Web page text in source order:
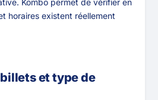
Kombo permet de vérifier en
horaires existent réellement
et type de